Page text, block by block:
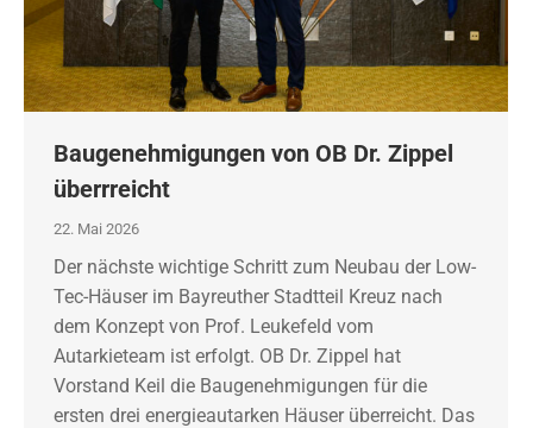
Baugenehmigungen von OB Dr. Zippel
überrreicht
22. Mai 2026
Der nächste wichtige Schritt zum Neubau der Low-
Tec-Häuser im Bayreuther Stadtteil Kreuz nach
dem Konzept von Prof. Leukefeld vom
Autarkieteam ist erfolgt. OB Dr. Zippel hat
Vorstand Keil die Baugenehmigungen für die
ersten drei energieautarken Häuser überreicht. Das